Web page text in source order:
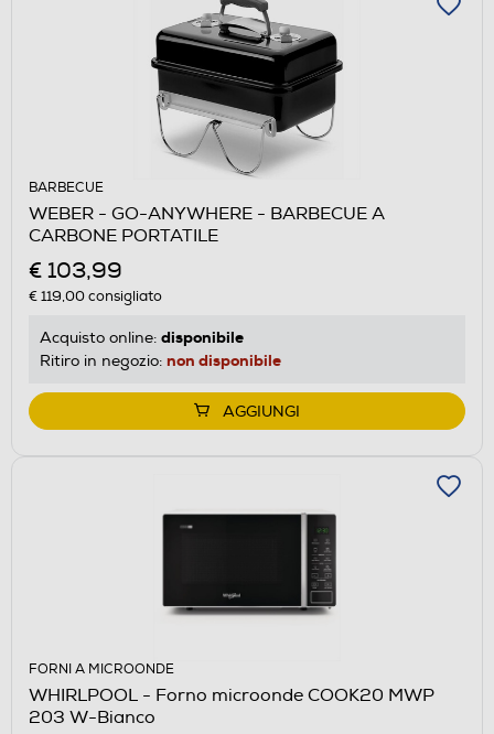
BARBECUE
WEBER - GO-ANYWHERE - BARBECUE A
CARBONE PORTATILE
€ 103,99
€ 119,00consigliato
Acquisto online: disponibile
Ritiro in negozio: non disponibile
AGGIUNGI
FORNI A MICROONDE
WHIRLPOOL - Forno microonde COOK20 MWP
203 W-Bianco